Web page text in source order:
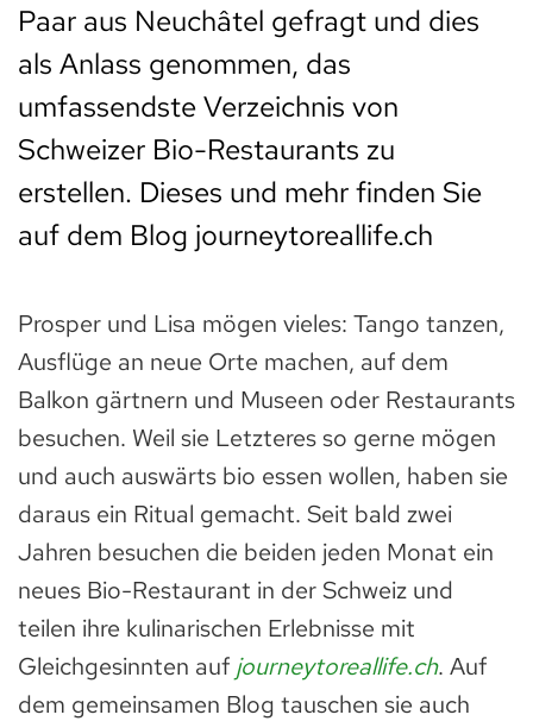
Paar aus Neuchâtel gefragt und dies
als Anlass genommen, das
umfassendste Verzeichnis von
Schweizer Bio-Restaurants zu
erstellen. Dieses und mehr finden Sie
auf dem Blog journeytoreallife.ch
Prosper und Lisa mögen vieles: Tango tanzen,
Ausflüge an neue Orte machen, auf dem
Balkon gärtnern und Museen oder Restaurants
besuchen. Weil sie Letzteres so gerne mögen
und auch auswärts bio essen wollen, haben sie
daraus ein Ritual gemacht. Seit bald zwei
Jahren besuchen die beiden jeden Monat ein
neues Bio-Restaurant in der Schweiz und
teilen ihre kulinarischen Erlebnisse mit
Gleichgesinnten auf journeytoreallife.ch. Auf
dem gemeinsamen Blog tauschen sie auch